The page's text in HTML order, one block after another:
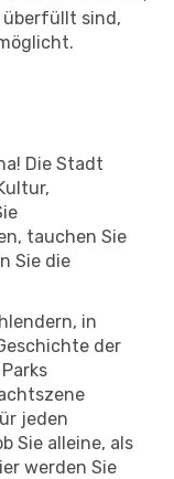
überfüllt sind,
Die Stadt
tauchen Sie
Sie die
in
der
jeden
Sie alleine, als
werden Sie